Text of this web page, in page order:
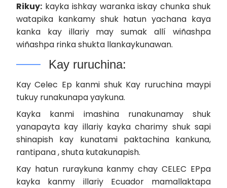
Rikuy: kayka ishkay waranka iskay chunka shuk
watapika kankamy shuk hatun yachana kaya
kanka kay illariy may sumak allí wiñashpa
wiñashpa rinka shukta llankaykunawan.
Kay ruruchina:
Kay Celec Ep kanmi shuk Kay ruruchina maypi
tukuy runakunapa yaykuna.
Kayka kanmi imashina runakunamay shuk
yanapayta kay illariy kayka charimy shuk sapi
shinapish kay kunatami paktachina kankuna,
rantipana , shuta kutakunapish.
Kay hatun ruraykuna kanmy chay CELEC EPpa
kayka kanmy illariy Ecuador mamallaktapa